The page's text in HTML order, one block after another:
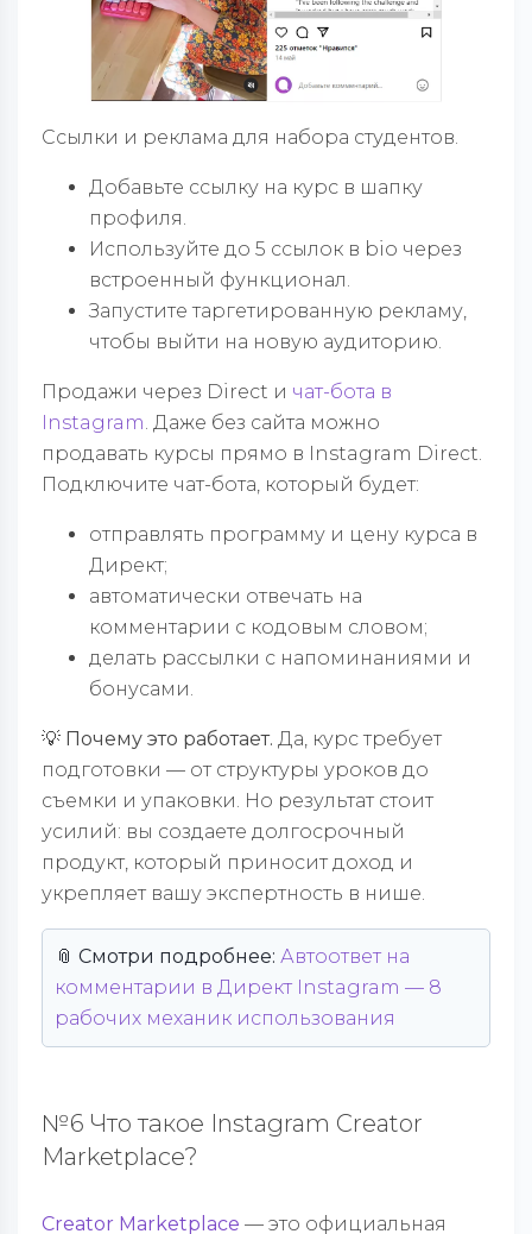
Ссылки и реклама для набора студентов.
Добавьте ссылку на курс в шапку
профиля.
Используйте до 5 ссылок в bio через
встроенный функционал.
Запустите таргетированную рекламу,
чтобы выйти на новую аудиторию.
Продажи через Direct и чат-бота в
Instagram. Даже без сайта можно
продавать курсы прямо в Instagram Direct.
Подключите чат-бота, который будет:
отправлять программу и цену курса в
Директ;
автоматически отвечать на
комментарии с кодовым словом;
делать рассылки с напоминаниями и
бонусами.
💡 Почему это работает. Да, курс требует
подготовки — от структуры уроков до
съемки и упаковки. Но результат стоит
усилий: вы создаете долгосрочный
продукт, который приносит доход и
укрепляет вашу экспертность в нише.
📎 Смотри подробнее: Автоответ на
комментарии в Директ Instagram — 8
рабочих механик использования
№6 Что такое Instagram Creator
Marketplace?
Creator Marketplace — это официальная